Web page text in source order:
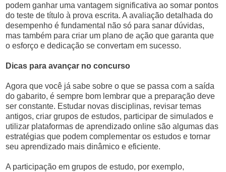
podem ganhar uma vantagem significativa ao somar pontos
do teste de título à prova escrita. A avaliação detalhada do
desempenho é fundamental não só para sanar dúvidas,
mas também para criar um plano de ação que garanta que
o esforço e dedicação se convertam em sucesso.
Dicas para avançar no concurso
Agora que você já sabe sobre o que se passa com a saída
do gabarito, é sempre bom lembrar que a preparação deve
ser constante. Estudar novas disciplinas, revisar temas
antigos, criar grupos de estudos, participar de simulados e
utilizar plataformas de aprendizado online são algumas das
estratégias que podem complementar os estudos e tornar
seu aprendizado mais dinâmico e eficiente.
A participação em grupos de estudo, por exemplo,